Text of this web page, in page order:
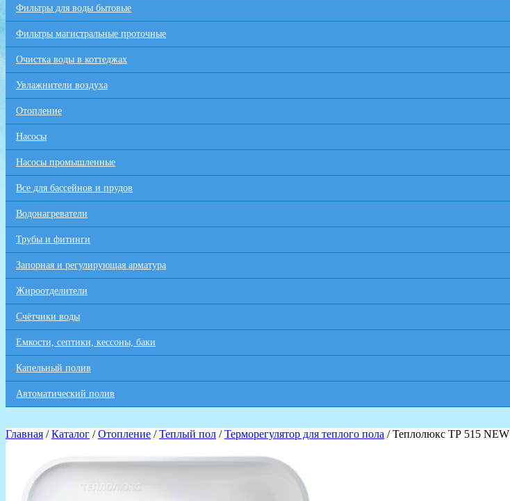
Фильтры для воды бытовые
Фильтры магистральные проточные
Очистка воды в коттеджах
Увлажнители воздуха
Отопление
Насосы
Насосы промышленные
Все для бaссейнов и прудов
Водонагреватели
Трубы и фитинги
Запорная и регулирующая арматура
Жироотделители
Счётчики воды
Емкости, септики, кессоны, баки
Капельный полив
Автоматический полив
Главная /Каталог /Отопление /Теплый пол /Терморегулятор для теплого пола / Теплолюкс ТР 515 NEW